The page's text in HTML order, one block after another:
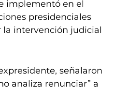
implementó en el
presidenciales
la intervención judicial
señalaron
analiza renunciar” a